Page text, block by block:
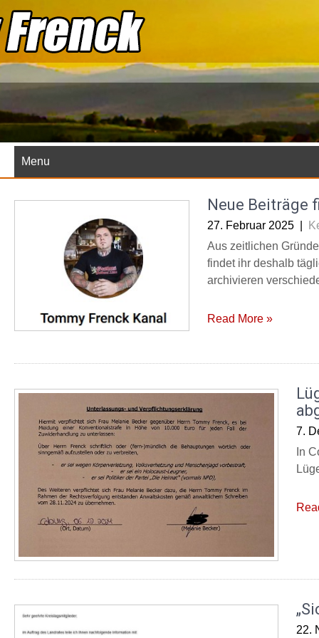
Skip
to
content
Menu
Neue Beiträge
27. Februar 2025
Aus zeitlichen
findet ihr deshalb
archivieren
Read More »
7.
In
22.